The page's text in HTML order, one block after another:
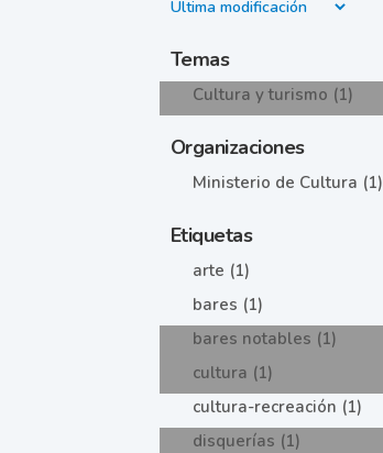
Temas
Cultura y turismo (1)
Organizaciones
Ministerio de Cultura (1)
Etiquetas
arte (1)
bares (1)
bares notables (1)
cultura (1)
cultura-recreación (1)
disquerías (1)